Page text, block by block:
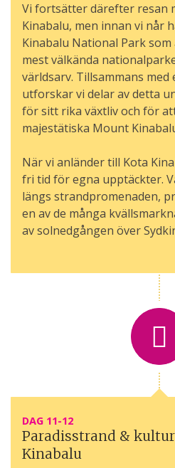
Vi fortsätter därefter resan
Kinabalu, men innan vi når
Kinabalu National Park som
mest välkända
världsarv. Tillsammans
utforskar vi delar av detta
för sitt rika växtliv och för
majestätiska Mount
När vi anländer till Kota
fri tid för egna upptäckter.
längs strandpromenaden,
en av de många
av solnedgången över
DAG 11-12
Paradisstrand &
Kinabalu